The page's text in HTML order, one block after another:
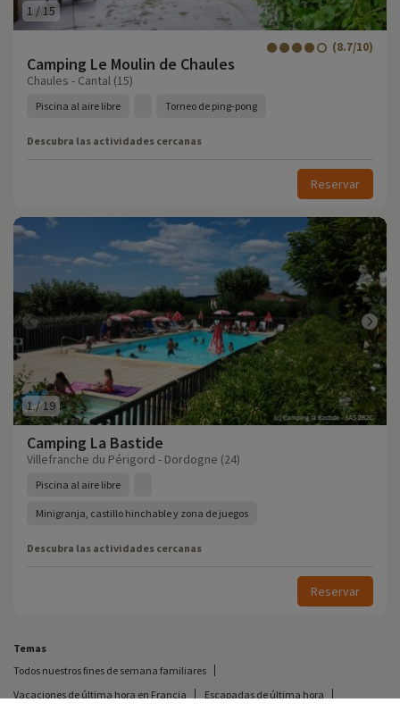
1 /15
Camping Le Moulin de Chaules
(8.7/10)
Chaules - Cantal (15)
Piscina al aire libre Torneo de ping-pong
Descubra las actividades cercanas
Reservar
1/19
Camping La Bastide
Villefranche du Périgord - Dordogne (24)
Piscina al aire libre
Minigranja, castillo hinchable y zona de juegos
Descubra las actividades cercanas
Reservar
Temas
Todos nuestros fines de semana familiares
Vacaciones de última hora en Francia
Escapadas de última hora